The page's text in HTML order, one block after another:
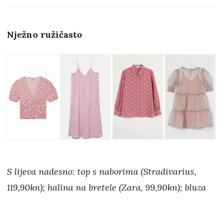
Nježno ružičasto
S lijeva nadesno: top s naborima (Stradivarius,
119,90kn); halina na bretele (Zara, 99,90kn); bluza